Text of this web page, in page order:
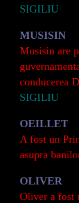
SIGILIU
MUSISIN
Musisin are
conducerea
SIGILIU
OEILLET
A fost un
asupra
OLIVER
Oliver a fost